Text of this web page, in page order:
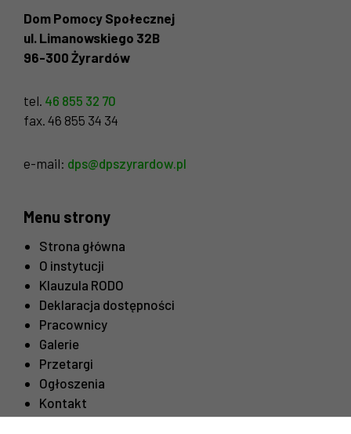
Dom Pomocy Społecznej
ul. Limanowskiego 32B
96-300 Żyrardów
tel. 46 855 32 70
fax. 46 855 34 34
e-mail: dps@dpszyrardow.pl
Menu strony
Strona główna
O instytucji
Klauzula RODO
Deklaracja dostępności
Pracownicy
Galerie
Przetargi
Ogłoszenia
Kontakt